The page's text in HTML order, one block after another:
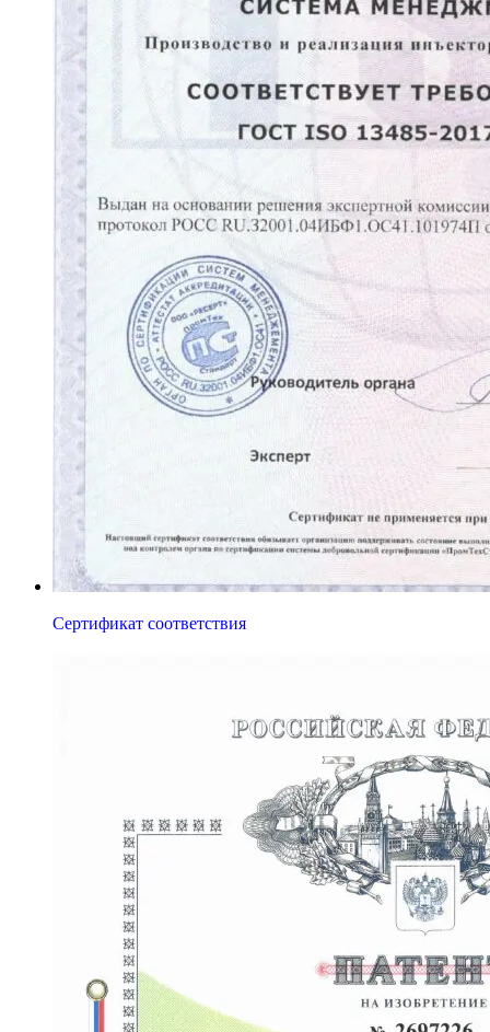
Сертификат соответствия